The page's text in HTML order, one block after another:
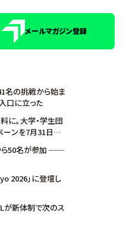
メールマガジン登録
名の挑戦から始ま
口に立った
に。大学・学生団
ーンを7月31日ま
ら50名が参加 ──
2026」に登壇し
が新体制で次のス